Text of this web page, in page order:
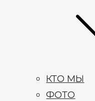
КТО МЫ
ФОТО